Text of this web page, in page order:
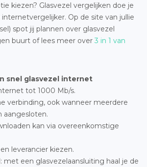
kiezen? Glasvezel vergelijken doe je
Op de site van jullie
spot jij plannen over glasvezel
buurt of lees meer over 3 in 1 van
snel glasvezel internet
tot 1000 Mb/s.
verbinding, ook wanneer meerdere
aangesloten.
kan via overeenkomstige
leverancier kiezen.
met een glasvezelaansluiting haal je de